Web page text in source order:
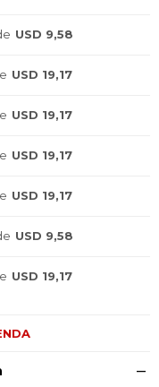
USD 9,58
USD 19,17
USD 19,17
USD 19,17
USD 19,17
USD 9,58
USD 19,17